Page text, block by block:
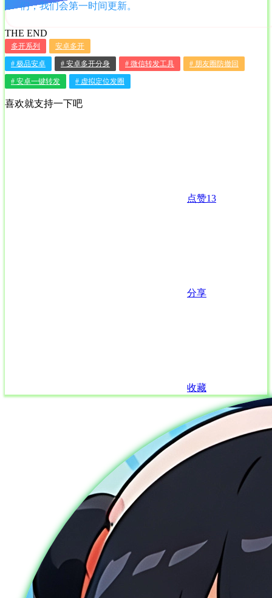
们，我们会第一时间更新。
THE END
多开系列 安卓多开
# 极品安卓 # 安卓多开分身 # 微信转发工具 # 朋友圈防撤回
# 安卓一键转发 # 虚拟定位发圈
喜欢就支持一下吧
点赞13
分享
收藏